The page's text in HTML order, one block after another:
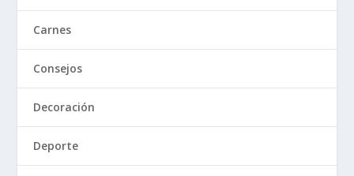
Carnes
Consejos
Decoración
Deporte